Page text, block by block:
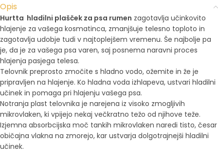
Opis
Hurtta hladilni plašček za psa rumen zagotavlja učinkovito
hlajenje za vašega kosmatinca, zmanjšuje telesno toploto in
zagotavlja udobje tudi v najtoplejšem vremenu. Še najbolje pa
je, da je za vašega psa varen, saj posnema naravni proces
hlajenja pasjega telesa.
Telovnik preprosto zmočite s hladno vodo, ožemite in že je
pripravljen na hlajenje. Ko hladna voda izhlapeva, ustvari hladilni
učinek in pomaga pri hlajenju vašega psa.
Notranja plast telovnika je narejena iz visoko zmogljivih
mikrovlaken, ki vpijejo nekaj večkratno težo od njihove teže.
Izjemna absorbcijska moč tankih mikrovlaken naredi tisto, česar
običajna vlakna na zmorejo, kar ustvarja dolgotrajnejši hladilni
učinek.